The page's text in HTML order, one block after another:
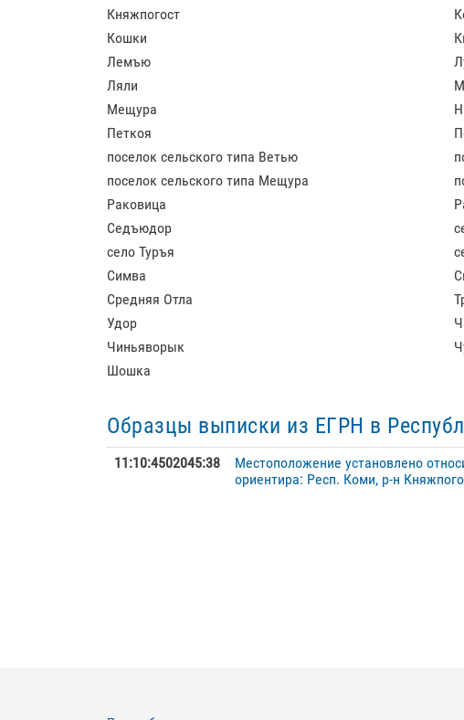
Княжпогост
Кошки
Лемъю
Ляли
Мещура
Петкоя
поселок сельского типа Ветью
поселок сельского типа Мещура
Раковица
Седъюдор
село Туръя
Симва
Средняя Отла
Удор
Чиньяворык
Шошка
Образцы выписки из ЕГРН в
11:10:4502045:38
Местоположение установлено
ориентира: Респ. Коми, р-н